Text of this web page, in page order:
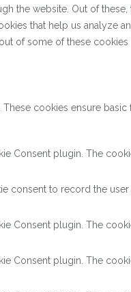
the website. Out of
that help us
of some of these
cookies ensure
Consent plugin. The
consent to record the
Consent plugin. The
Consent plugin. The